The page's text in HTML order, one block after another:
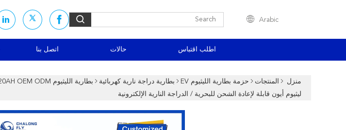
Arabic
اتصل بنا حالات اطلب اقتباس
منزل المنتجات حزمة بطارية الليثيوم EV بطارية دراجة نارية كهربائية
ليثيوم أيون قابلة لإعادة الشحن للبحرية / الدراجة النارية الإلكترونية